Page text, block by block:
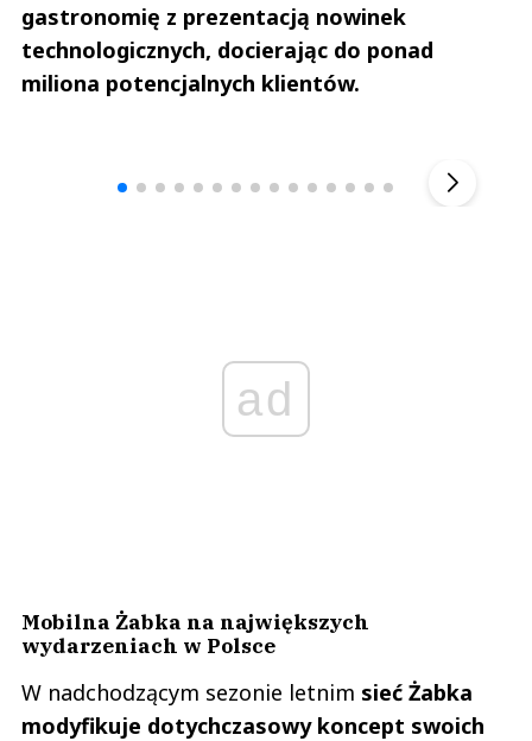
gastronomię z prezentacją nowinek
technologicznych, docierając do ponad
miliona potencjalnych klientów.
ad
Mobilna Żabka na największych
wydarzeniach w Polsce
W nadchodzącym sezonie letnim sieć Żabka
modyfikuje dotychczasowy koncept swoich